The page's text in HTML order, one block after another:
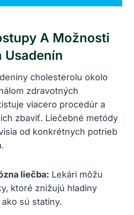
A Možnosti
Usadenín
cholesterolu okolo
zdravotných
viacero procedúr​ a
zbaviť.⁣ Liečebné metódy
od konkrétnych potrieb
liečba: Lekári môžu
ktoré znižujú hladiny
sú statíny.